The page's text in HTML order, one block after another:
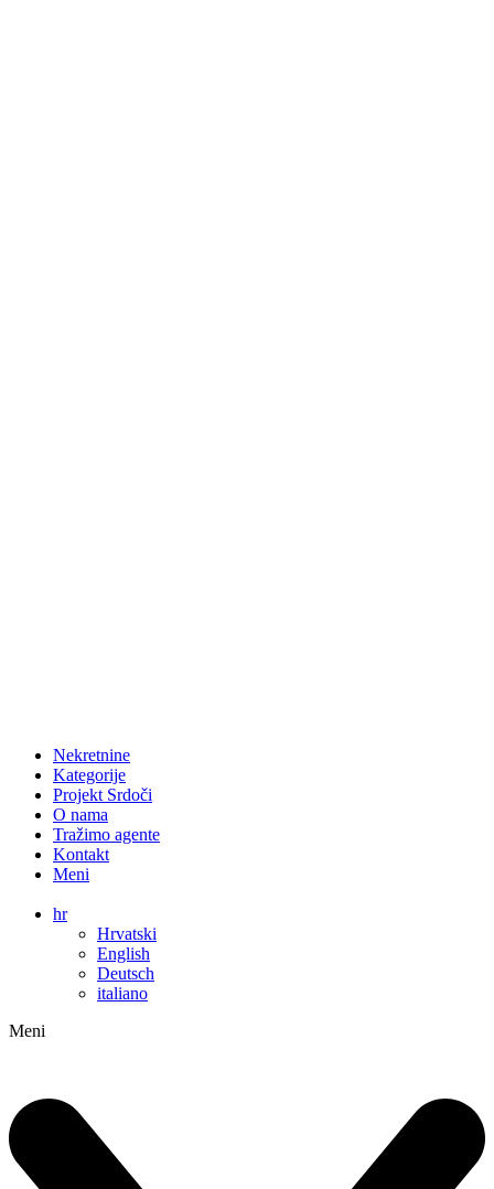
Nekretnine
Kategorije
Projekt Srdoči
O nama
Tražimo agente
Kontakt
Meni
hr
Hrvatski
English
Deutsch
italiano
Meni